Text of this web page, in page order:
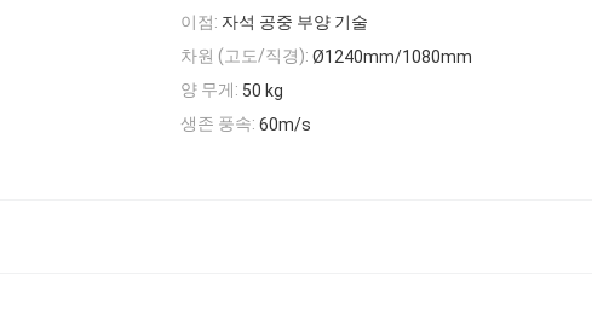
이점: 자석 공중 부양 기술
차원 (고도/직경): Ø1240mm/1080mm
양 무게: 50 kg
생존 풍속: 60m/s